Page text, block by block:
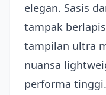
elegan. Sasis
tampak
tampilan ultra
nuansa
performa tinggi.